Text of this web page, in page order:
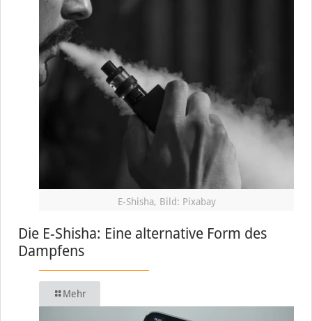
E-Shisha, Bild: Pixabay
Die E-Shisha: Eine alternative Form des
Dampfens
Mehr